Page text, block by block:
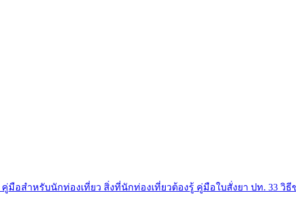
คู่มือสำหรับนักท่องเที่ยว สิ่งที่นักท่องเที่ยวต้องรู้ คู่มือใบสั่งยา ปท. 33 วิธี